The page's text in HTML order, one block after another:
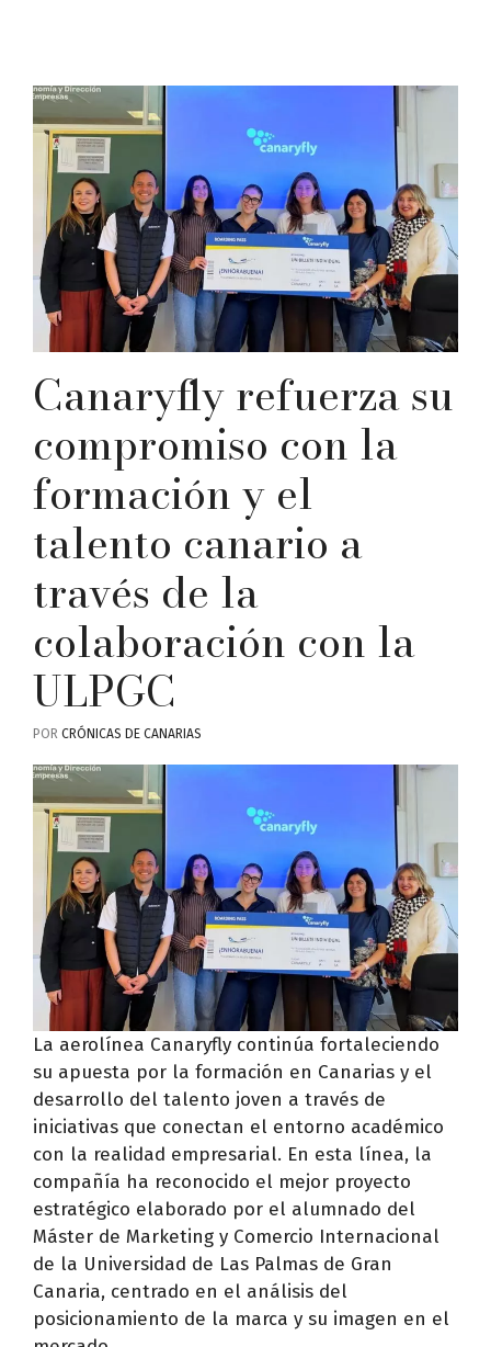
Canaryfly refuerza su
compromiso con la
formación y el
talento canario a
través de la
colaboración con la
ULPGC
POR CRÓNICAS DE CANARIAS
La aerolínea Canaryfly continúa fortaleciendo
su apuesta por la formación en Canarias y el
desarrollo del talento joven a través de
iniciativas que conectan el entorno académico
con la realidad empresarial. En esta línea, la
compañía ha reconocido el mejor proyecto
estratégico elaborado por el alumnado del
Máster de Marketing y Comercio Internacional
de la Universidad de Las Palmas de Gran
Canaria, centrado en el análisis del
posicionamiento de la marca y su imagen en el